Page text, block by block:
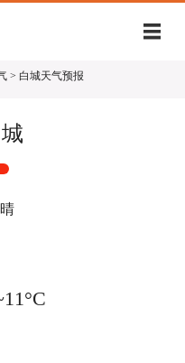
> 白城天气预报
晴